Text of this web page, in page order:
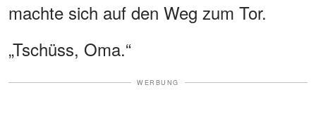
machte sich auf den Weg zum Tor.
„Tschüss, Oma.“
WERBUNG